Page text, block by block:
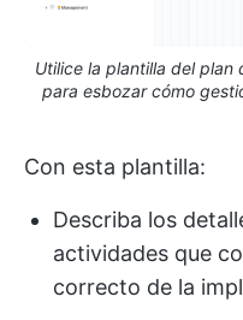
Utilice la plantilla del plan
para esbozar cómo
Con esta plantilla:
Describa los
actividades que
correcto de la